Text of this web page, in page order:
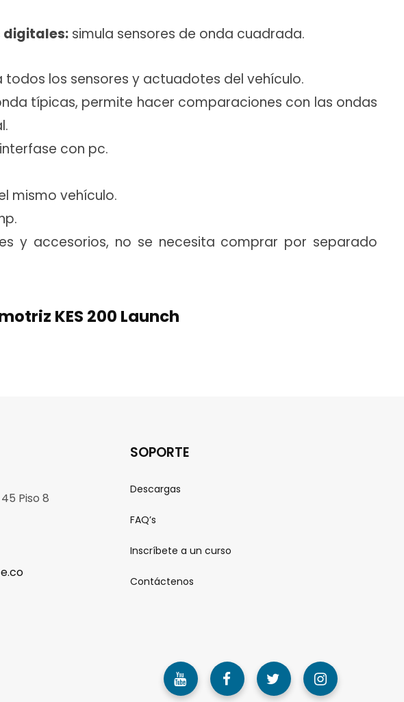
digitales: simula sensores de onda cuadrada.
todos los sensores y actuadotes del vehículo.
típicas, permite hacer comparaciones con las ondas
con pc.
mismo vehículo.
y accesorios, no se necesita comprar por separado
KES 200 Launch
Piso 8
SOPORTE
Descargas
FAQ’s
Inscríbete a un curso
Contáctenos